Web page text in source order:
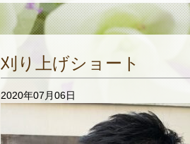
刈り上げショート
2020年07月06日